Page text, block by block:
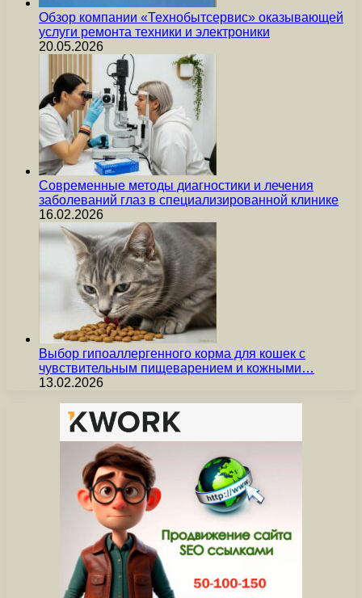
Обзор компании «Технобытсервис» оказывающей
услуги ремонта техники и электроники
20.05.2026
Современные методы диагностики и лечения
заболеваний глаз в специализированной клинике
16.02.2026
Выбор гипоаллергенного корма для кошек с
чувствительным пищеварением и кожными…
13.02.2026